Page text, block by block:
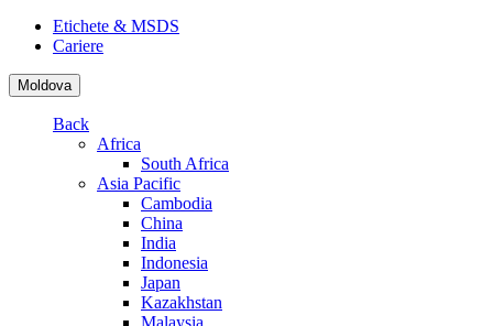
Etichete & MSDS
Cariere
Moldova
Back
Africa
South Africa
Asia Pacific
Cambodia
China
India
Indonesia
Japan
Kazakhstan